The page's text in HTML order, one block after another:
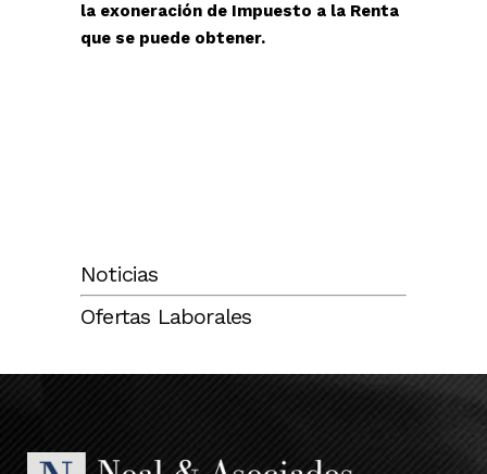
la exoneración de Impuesto a la Renta
que se puede obtener.
Noticias
Ofertas Laborales